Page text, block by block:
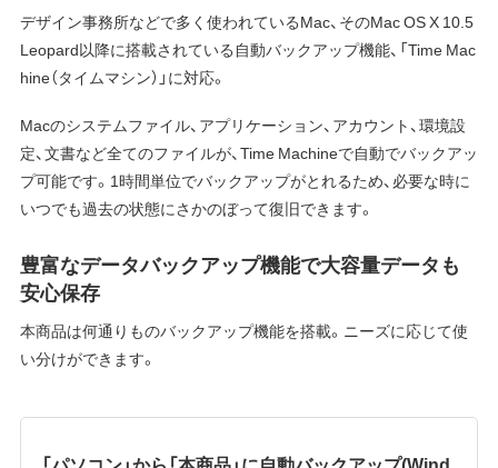
デザイン事務所などで多く使われているMac、そのMac OS X 10.5
Leopard以降に搭載されている自動バックアップ機能、「Time Mac
hine（タイムマシン）」に対応。
Macのシステムファイル、アプリケーション、アカウント、環境設
定、文書など全てのファイルが、Time Machineで自動でバックアッ
プ可能です。1時間単位でバックアップがとれるため、必要な時に
いつでも過去の状態にさかのぼって復旧できます。
豊富なデータバックアップ機能で大容量データも
安心保存
本商品は何通りものバックアップ機能を搭載。ニーズに応じて使
い分けができます。